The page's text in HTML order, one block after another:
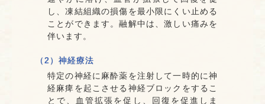
し、凍結組織の損傷を最小限にくい止める
ことができます。融解中は、激しい痛みを
伴います。
（2）神経療法
特定の神経に麻酔薬を注射して一時的に神
経麻痺を起こさせる神経ブロックをするこ
とで、血管拡張を促し、回復を促進しま